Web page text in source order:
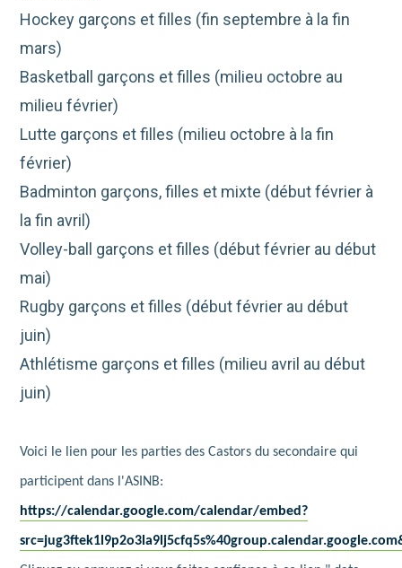
Hockey garçons et filles (fin septembre à la fin
mars)
Basketball garçons et filles (milieu octobre au
milieu février)
Lutte garçons et filles (milieu octobre à la fin
février)
Badminton garçons, filles et mixte (début février à
la fin avril)
Volley-ball garçons et filles (début février au début
mai)
Rugby garçons et filles (début février au début
juin)
Athlétisme garçons et filles (milieu avril au début
juin)
Voici le lien pour les parties des Castors du secondaire qui
participent dans l'ASINB:
https://calendar.google.com/calendar/embed?